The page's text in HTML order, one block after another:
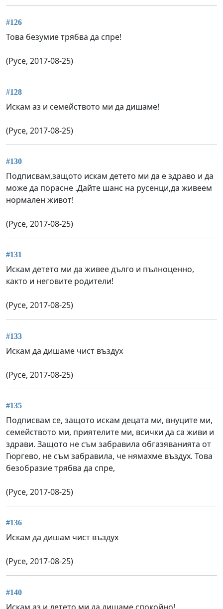
#126
Това безумие трябва да спре!
(Русе, 2017-08-25)
#128
Искам аз и семейството ми да дишаме!
(Русе, 2017-08-25)
#130
Подписвам,защото искам детето ми да е здраво и да
може да порасне .Дайте шанс на русенци,да живеем
нормален живот!
(Русе, 2017-08-25)
#131
Искам детето ми да живее дълго и пълноценно,
както и неговите родители!
(Русе, 2017-08-25)
#133
Искам да дишаме чист въздух
(Русе, 2017-08-25)
#135
Подписвам се, защото искам децата ми, внуците ми,
семейството ми, приятелите ми, всички да са живи и
здрави. Защото не съм забравила обгазяванията от
Гюргево, не съм забравила, че нямахме въздух. Това
безобразие трябва да спре,
(Русе, 2017-08-25)
#136
Искам да дишам чист въздух
(Русе, 2017-08-25)
#140